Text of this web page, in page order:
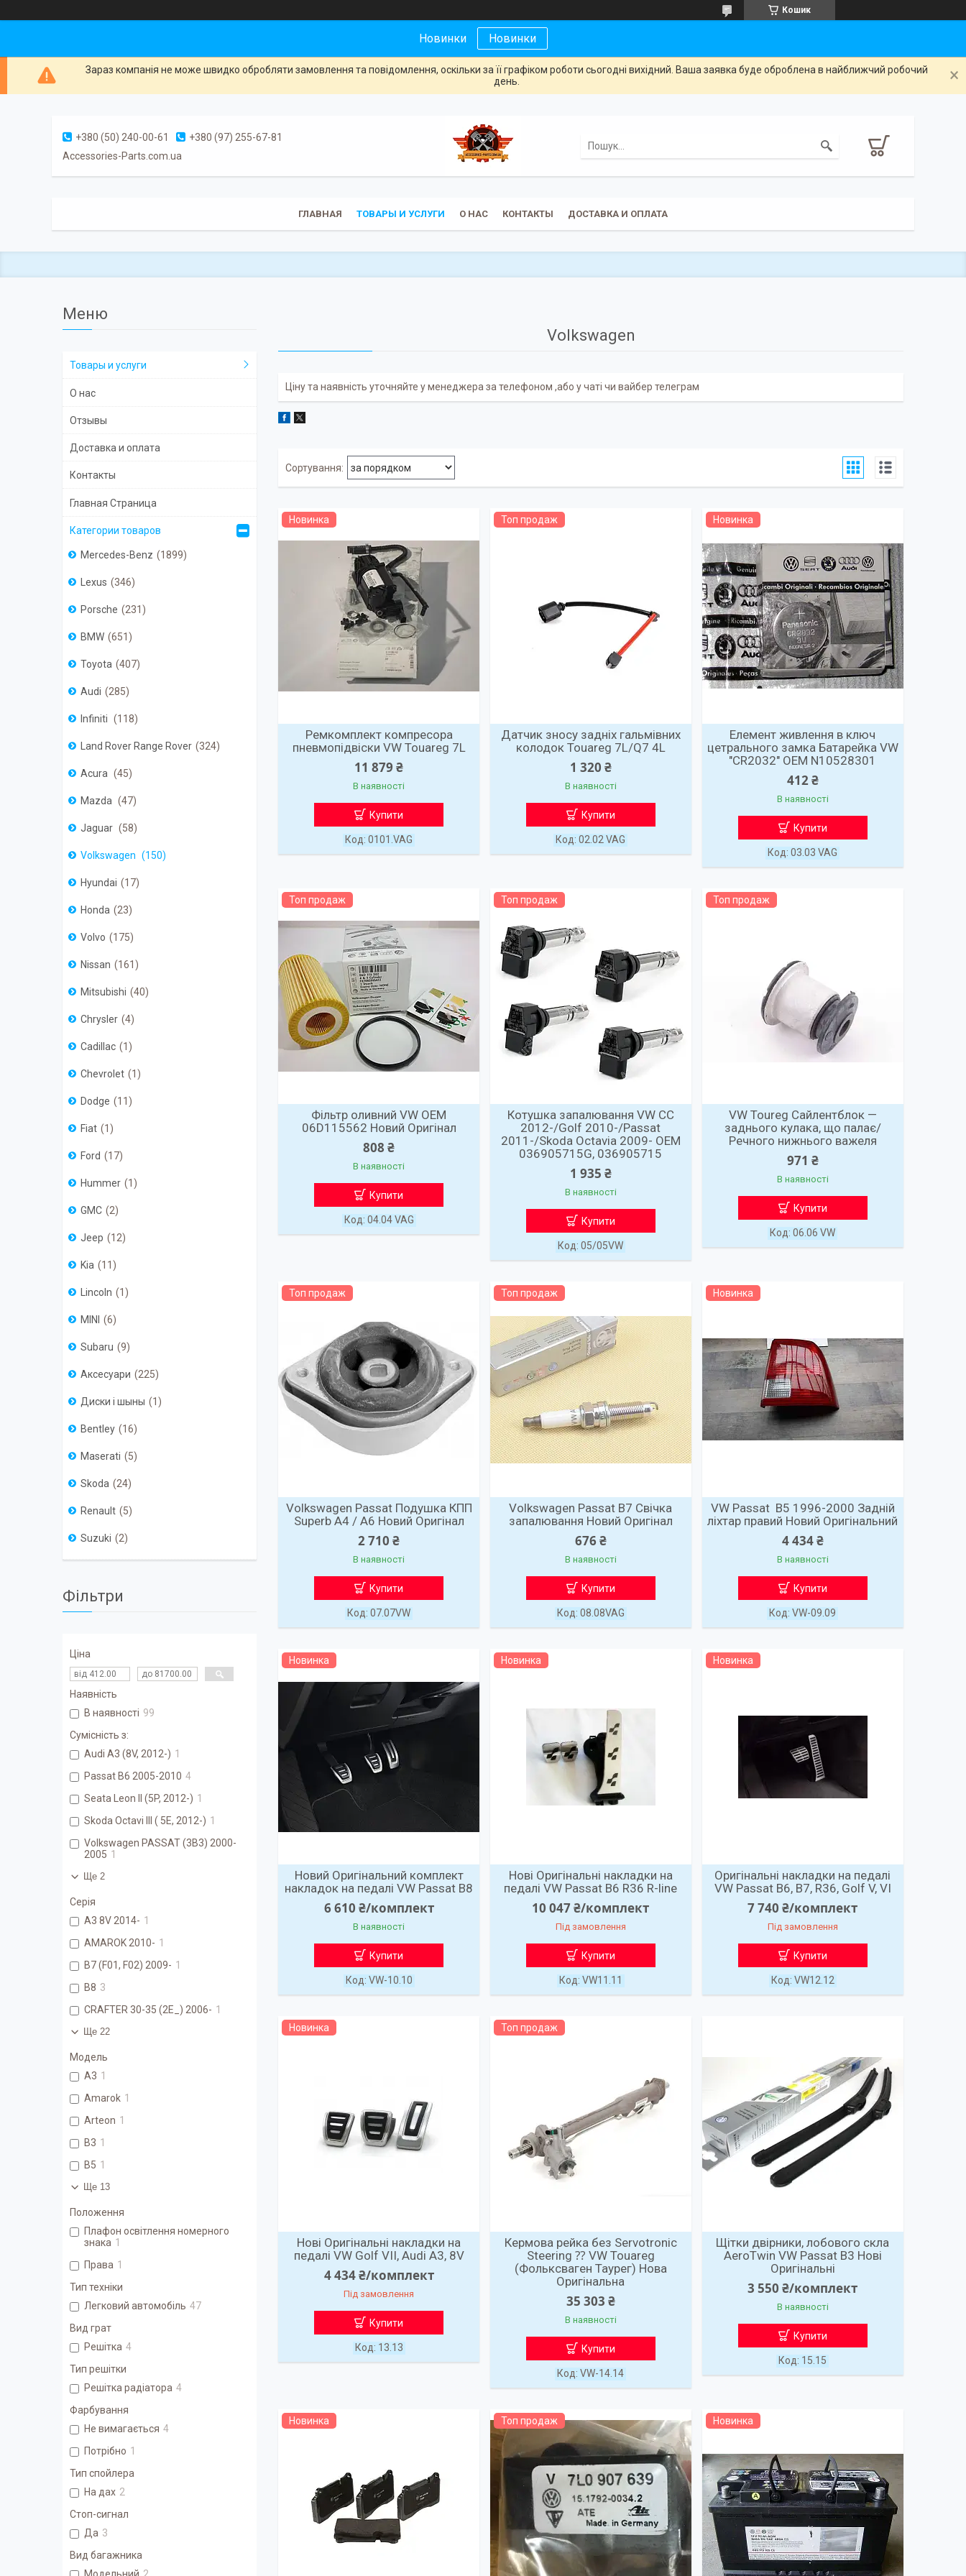
Кошик
Новинки Новинки
Зараз компанія не може швидко обробляти замовлення та повідомлення, оскільки за її графіком роботи сьогодні вихідний. Ваша заявка буде оброблена в найближчий робочий
день.
+380 (50) 240-00-61
+380 (97) 255-67-81
Accessories-Parts.com.ua
ГЛАВНАЯ ТОВАРЫ И УСЛУГИ О НАС КОНТАКТЫ ДОСТАВКА И ОПЛАТА
Volkswagen
Ціну та наявність уточняйте у менеджера за телефоном ,або у чаті чи вайбер телеграм
Новинка
Ремкомплект компресора
пневмопідвіски VW Touareg 7L
11 879 ₴
В наявності
Купити
0101.VAG
Топ продаж
Датчик зносу задніх гальмівних
колодок Touareg 7L/Q7 4L
1 320 ₴
В наявності
Купити
02.02 VAG
Новинка
Елемент живлення в ключ
цетрального замка Батарейка VW
"CR2032" OEM N10528301
412 ₴
В наявності
Купити
03.03 VAG
Топ продаж
Фільтр оливний VW OEM
06D115562 Новий Оригінал
808 ₴
В наявності
Купити
04.04 VAG
Топ продаж
Котушка запалювання VW CC
2012-/Golf 2010-/Passat
2011-/Skoda Octavia 2009- OEM
036905715G, 036905715
1 935 ₴
В наявності
Купити
05/05VW
Топ продаж
VW Toureg Сайлентблок —
заднього кулака, що палає/
Речного нижнього важеля
971 ₴
В наявності
Купити
06.06 VW
Топ продаж
Volkswagen Passat Подушка КПП
Superb A4 / A6 Новий Оригінал
2 710 ₴
В наявності
Купити
07.07VW
Топ продаж
Volkswagen Passat B7 Свічка
запалювання Новий Оригінал
676 ₴
В наявності
Купити
08.08VAG
Новинка
VW Passat B5 1996-2000 Задній
ліхтар правий Новий Оригінальний
4 434 ₴
В наявності
Купити
VW-09.09
Новинка
Новий Оригінальний комплект
накладок на педалі VW Passat B8
6 610 ₴/комплект
В наявності
Купити
VW-10.10
Новинка
Нові Оригінальні накладки на
педалі VW Passat B6 R36 R-line
10 047 ₴/комплект
Під замовлення
Купити
VW11.11
Новинка
Оригінальні накладки на педалі
VW Passat B6, B7, R36, Golf V, VI
7 740 ₴/комплект
Під замовлення
Купити
VW12.12
Новинка
Нові Оригінальні накладки на
педалі VW Golf VII, Audi A3, 8V
4 434 ₴/комплект
Під замовлення
Купити
13.13
Топ продаж
Кермова рейка без Servotronic
Steering ⁇ VW Touareg
(Фольксваген Таурег) Нова
Оригінальна
35 303 ₴
В наявності
Купити
VW-14.14
Щітки двірники, лобового скла
AeroTwin VW Passat B3 Нові
Оригінальні
3 550 ₴/комплект
В наявності
Купити
15.15
Новинка Топ продаж Новинка
Товары и услуги
О нас
Отзывы
Доставка и оплата
Контакты
Главная Страница
Категории товаров
Mercedes-Benz 1899
Lexus 346
Porsche 231
BMW 651
Toyota 407
Audi 285
Infiniti 118
Land Rover Range Rover 324
Acura 45
Mazda 47
Jaguar 58
Volkswagen 150
Hyundai 17
Honda 23
Volvo 175
Nissan 161
Mitsubishi 40
Chrysler 4
Cadillac 1
Chevrolet 1
Dodge 11
Fiat 1
Ford 17
Hummer 1
GMC 2
Jeep 12
Kia 11
Lincoln 1
MINI 6
Subaru 9
Аксесуари 225
Диски і шыны 1
Bentley 16
Maserati 5
Skoda 24
Renault 5
Suzuki 2
Фільтри
Ціна
Наявність
В наявності 99
Сумісність з:
Audi A3 (8V, 2012-) 1
Passat B6 2005-2010 4
Seata Leon II (5P, 2012-) 1
Skoda Octavi III ( 5E, 2012-) 1
Volkswagen PASSAT (3B3) 2000-
2005 1
Ще 2
Серія
A3 8V 2014- 1
AMAROK 2010- 1
B7 (F01, F02) 2009- 1
B8 3
CRAFTER 30-35 (2E_) 2006- 1
Ще 22
Модель
A3 1
Amarok 1
Arteon 1
B3 1
B5 1
Ще 13
Положення
Плафон освітлення номерного
знака 1
Права 1
Тип техніки
Легковий автомобіль 47
Вид грат
Решітка 4
Тип решітки
Решітка радіатора 4
Фарбування
Не вимагається 4
Потрібно 1
Тип спойлера
На дах 2
Стоп-сигнал
Да 3
Вид багажника